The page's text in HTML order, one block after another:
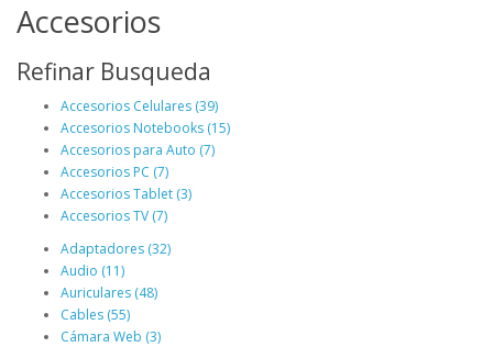
Accesorios
Refinar Busqueda
Accesorios Celulares (39)
Accesorios Notebooks (15)
Accesorios para Auto (7)
Accesorios PC (7)
Accesorios Tablet (3)
Accesorios TV (7)
Adaptadores (32)
Audio (11)
Auriculares (48)
Cables (55)
Cámara Web (3)